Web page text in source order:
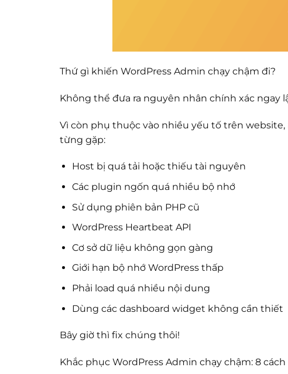
Thứ gì khiến WordPress Admin chạy chậm đi?
Không thể đưa ra nguyên nhân chính xác ngay
Vì còn phụ thuộc vào nhiều yếu tố trên
từng gặp:
Host bị quá tải hoặc thiếu tài nguyên
Các plugin ngốn quá nhiều bộ nhớ
Sử dụng phiên bản PHP cũ
WordPress Heartbeat API
Cơ sở dữ liệu không gọn gàng
Giới hạn bộ nhớ WordPress thấp
Phải load quá nhiều nội dung
Dùng các dashboard widget không cần thiết
Bây giờ thì fix chúng thôi!
Khắc phục WordPress Admin chạy chậm: 8 cách